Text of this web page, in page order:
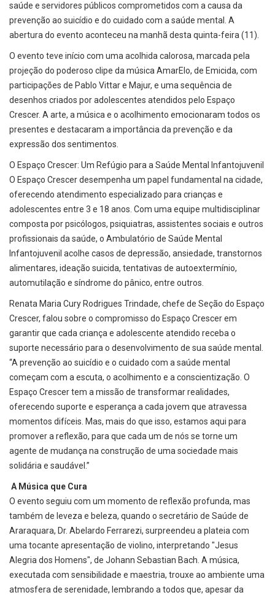
saúde e servidores públicos comprometidos com a causa da
prevenção ao suicídio e do cuidado com a saúde mental. A
abertura do evento aconteceu na manhã desta quinta-feira (11).
O evento teve início com uma acolhida calorosa, marcada pela
projeção do poderoso clipe da música AmarElo, de Emicida, com
participações de Pablo Vittar e Majur, e uma sequência de
desenhos criados por adolescentes atendidos pelo Espaço
Crescer. A arte, a música e o acolhimento emocionaram todos os
presentes e destacaram a importância da prevenção e da
expressão dos sentimentos.
O Espaço Crescer: Um Refúgio para a Saúde Mental Infantojuvenil
O Espaço Crescer desempenha um papel fundamental na cidade,
oferecendo atendimento especializado para crianças e
adolescentes entre 3 e 18 anos. Com uma equipe multidisciplinar
composta por psicólogos, psiquiatras, assistentes sociais e outros
profissionais da saúde, o Ambulatório de Saúde Mental
Infantojuvenil acolhe casos de depressão, ansiedade, transtornos
alimentares, ideação suicida, tentativas de autoextermínio,
automutilação e síndrome do pânico, entre outros.
Renata Maria Cury Rodrigues Trindade, chefe de Seção do Espaço
Crescer, falou sobre o compromisso do Espaço Crescer em
garantir que cada criança e adolescente atendido receba o
suporte necessário para o desenvolvimento de sua saúde mental.
“A prevenção ao suicídio e o cuidado com a saúde mental
começam com a escuta, o acolhimento e a conscientização. O
Espaço Crescer tem a missão de transformar realidades,
oferecendo suporte e esperança a cada jovem que atravessa
momentos difíceis. Mas, mais do que isso, estamos aqui para
promover a reflexão, para que cada um de nós se torne um
agente de mudança na construção de uma sociedade mais
solidária e saudável.”
A Música que Cura
O evento seguiu com um momento de reflexão profunda, mas
também de leveza e beleza, quando o secretário de Saúde de
Araraquara, Dr. Abelardo Ferrarezi, surpreendeu a plateia com
uma tocante apresentação de violino, interpretando "Jesus
Alegria dos Homens", de Johann Sebastian Bach. A música,
executada com sensibilidade e maestria, trouxe ao ambiente uma
atmosfera de serenidade, lembrando a todos que, apesar da